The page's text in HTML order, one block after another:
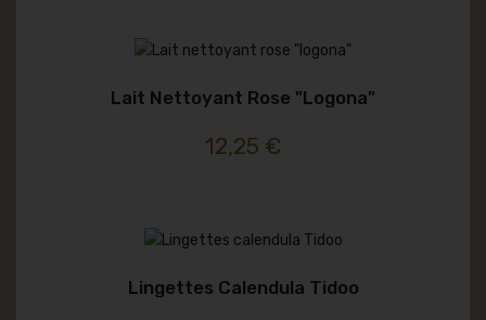
Lait Nettoyant Rose "logona"
12,25 €
Lingettes Calendula Tidoo